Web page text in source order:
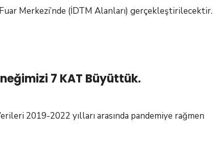
Merkezi’nde (İDTM Alanları) gerçekleştirilecektir.
7 KAT Büyüttük.
2019-2022 yılları arasında pandemiye rağmen